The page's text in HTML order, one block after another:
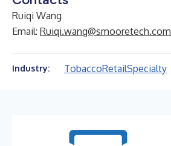
Ruiqi Wang
Email: Ruiqi.wang@smooretech.com
Industry: TobaccoRetailSpecialty